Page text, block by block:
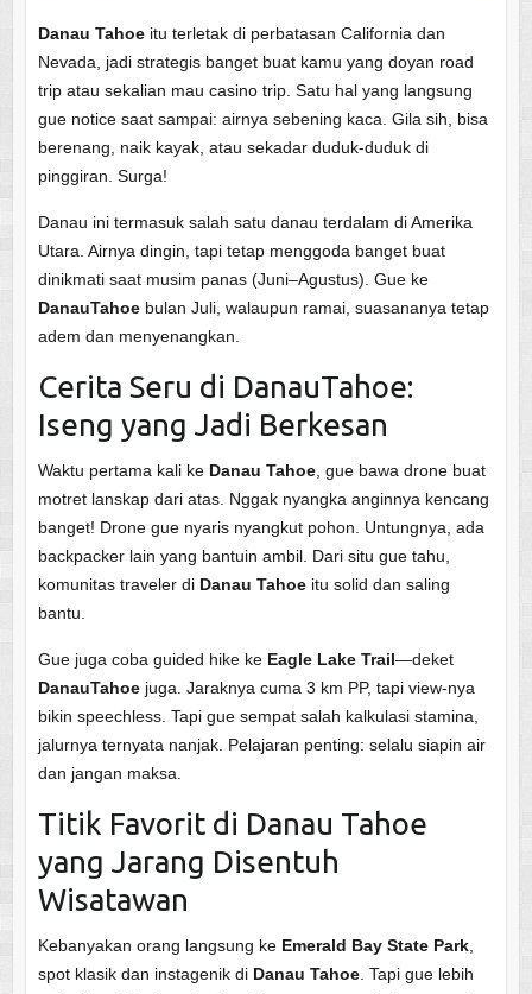
Danau Tahoeitu terletak di perbatasan California dan
Nevada, jadi strategis banget buat kamu yang doyan road
trip atau sekalian mau casino trip. Satu hal yang langsung
gue notice saat sampai: airnya sebening kaca. Gila sih, bisa
berenang, naik kayak, atau sekadar duduk-duduk di
pinggiran. Surga!
Danau ini termasuk salah satu danau terdalam di Amerika
Utara. Airnya dingin, tapi tetap menggoda banget buat
dinikmati saat musim panas (Juni–Agustus). Gue ke
DanauTahoebulan Juli, walaupun ramai, suasananya tetap
adem dan menyenangkan.
Cerita Seru di DanauTahoe:
Iseng yang Jadi Berkesan
Waktu pertama kali ke Danau Tahoe, gue bawa drone buat
motret lanskap dari atas. Nggak nyangka anginnya kencang
banget! Drone gue nyaris nyangkut pohon. Untungnya, ada
backpacker lain yang bantuin ambil. Dari situ gue tahu,
komunitas traveler di Danau Tahoeitu solid dan saling
bantu.
Gue juga coba guided hike ke Eagle Lake Trail—deket
DanauTahoejuga. Jaraknya cuma 3 km PP, tapi view-nya
bikin speechless. Tapi gue sempat salah kalkulasi stamina,
jalurnya ternyata nanjak. Pelajaran penting: selalu siapin air
dan jangan maksa.
Titik Favorit di Danau Tahoe
yang Jarang Disentuh
Wisatawan
Kebanyakan orang langsung ke Emerald Bay State Park,
spot klasik dan instagenik di Danau Tahoe. Tapi gue lebih